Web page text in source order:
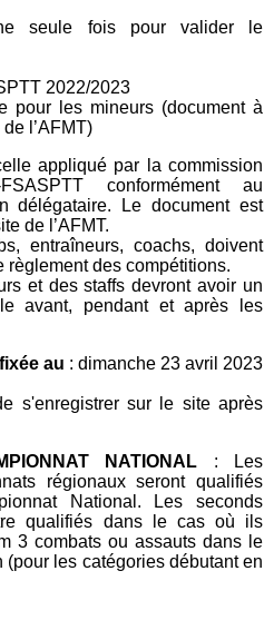
seule fois pour valider le
2022/2023
pour les mineurs (document à
l’AFMT)
appliqué par la commission
conformément au
délégataire. Le document est
de l’AFMT.
entraîneurs, coachs, doivent
règlement des compétitions.
et des staffs devront avoir un
avant, pendant et après les
au : dimanche 23 avril 2023
s'enregistrer sur le site après
NATIONAL : Les
régionaux seront qualifiés
National. Les seconds
qualifiés dans le cas où ils
3 combats ou assauts dans le
les catégories débutant en